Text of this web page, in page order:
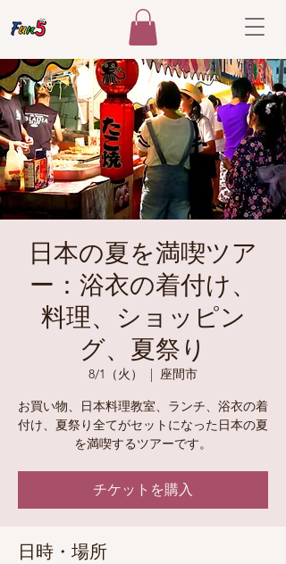
日本の夏を満喫ツア
ー：浴衣の着付け、
料理、ショッピン
グ、夏祭り
8/1（火）
  |
座間市
お買い物、日本料理教室、ランチ、浴衣の着
付け、夏祭り全てがセットになった日本の夏
を満喫するツアーです。
チケットを購入
日時・場所